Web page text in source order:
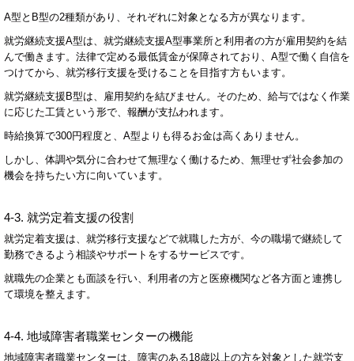
A型と B型の2種類があり、それぞれに対象となる方が異なります。
就労継続支援A型は、 就労継続支援A型事業所と利用者の方が雇用契約を結
んで働きます。法律で定める最低賃金が保障されており、 A型で働く自信を
つけてから、就労移行支援を受けることを目指す方もいます。
就労継続支援 B型は、雇用契約を結びません。そのため、給与ではなく作業
に応じた工賃という形で、報酬が支払われます。
時給換算で300円程度と、 A型よりも得るお金は高くありません。
しかし、体調や気分に合わせて無理なく働けるため、無理せず社会参加の
機会を持ちたい方に向いています。
4-3. 就労定着支援の役割
就労定着支援は、就労移行支援などで就職した方が、今の職場で継続して
勤務できるよう相談やサポートをするサービスです。
就職先の企業とも面談を行い、利用者の方と医療機関など各方面と連携し
て環境を整えます。
4-4. 地域障害者職業センターの機能
地域障害者職業センターは、障害のある18歳以上の方を対象とした就労支